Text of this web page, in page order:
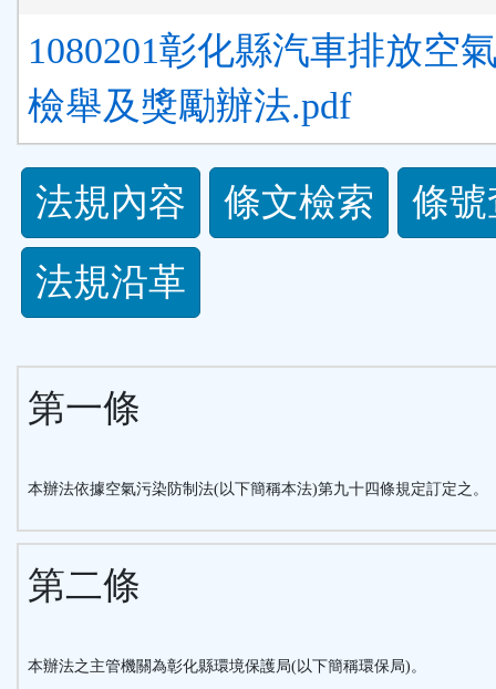
1080201彰化縣汽車排放空
檢舉及獎勵辦法.pdf
法
規
功
能
按
區
法規內容 條文檢索
條
法規沿革
第一條
本辦法依據空氣污染防制法(以下簡稱本法)第九十四條規定訂定之。
第二條
本辦法之主管機關為彰化縣環境保護局(以下簡稱環保局)。